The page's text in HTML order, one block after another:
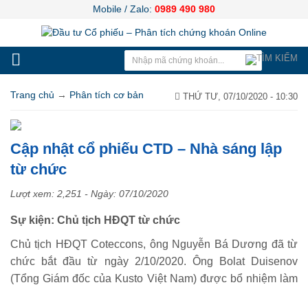
Mobile / Zalo: 0989 490 980
Trang chủ → Phân tích cơ bản THỨ TƯ, 07/10/2020 - 10:30
Cập nhật cổ phiếu CTD – Nhà sáng lập
từ chức
Lượt xem: 2,251 - Ngày: 07/10/2020
Sự kiện: Chủ tịch HĐQT từ chức
Chủ tịch HĐQT Coteccons, ông Nguyễn Bá Dương đã từ
chức bắt đầu từ ngày 2/10/2020. Ông Bolat Duisenov
(Tổng Giám đốc của Kusto Việt Nam) được bổ nhiệm làm